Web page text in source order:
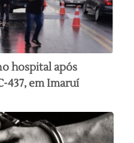
hospital após
437, em Imaruí